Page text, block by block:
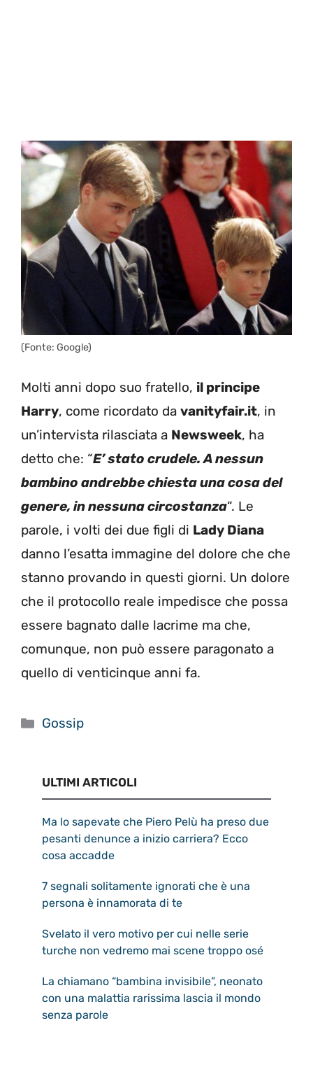
(Fonte: Google)
Molti anni dopo suo fratello, il principe
Harry, come ricordato da vanityfair.it, in
un’intervista rilasciata a Newsweek, ha
detto che: “E’ stato crudele. A nessun
bambino andrebbe chiesta una cosa del
genere, in nessuna circostanza“. Le
parole, i volti dei due figli di Lady Diana
danno l’esatta immagine del dolore che che
stanno provando in questi giorni. Un dolore
che il protocollo reale impedisce che possa
essere bagnato dalle lacrime ma che,
comunque, non può essere paragonato a
quello di venticinque anni fa.
Categorie
Gossip
ULTIMI ARTICOLI
Ma lo sapevate che Piero Pelù ha preso due
pesanti denunce a inizio carriera? Ecco
cosa accadde
7 segnali solitamente ignorati che è una
persona è innamorata di te
Svelato il vero motivo per cui nelle serie
turche non vedremo mai scene troppo osé
La chiamano “bambina invisibile”, neonato
con una malattia rarissima lascia il mondo
senza parole